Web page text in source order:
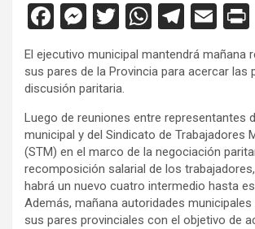
F
a
ce
b
o
o
k
M
es
se
n
g
er
T
wi
tt
er
W
at
A
p
p
T
el
e
a
m
E
m
ail
El ejecutivo municipal mantendrá mañana
sus pares de la Provincia para acercar las
discusión paritaria.
Luego de reuniones entre representantes
municipal y del Sindicato de Trabajadores
(STM) en el marco de la negociación
recomposición salarial de los
habrá un nuevo cuatro intermedio hasta
Además, mañana autoridades
sus pares provinciales con el objetivo de